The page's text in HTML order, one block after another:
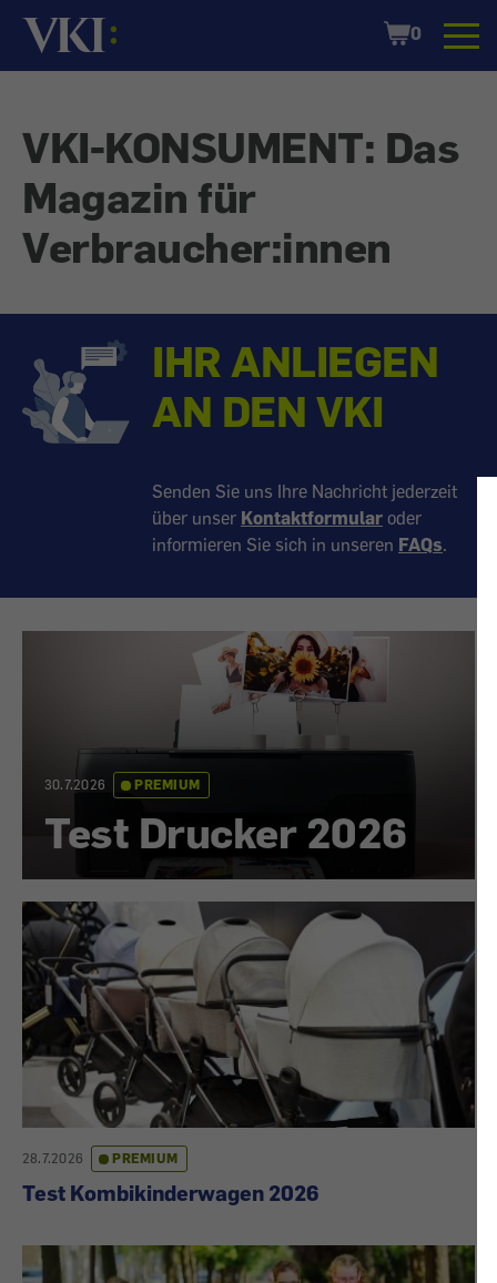
Startseite
Shopping
Cart
0
VKI-KONSUMENT: Das
Magazin für
Verbraucher:innen
IHR ANLIEGEN
AN DEN VKI
Senden Sie uns Ihre Nachricht jederzeit
über unser Kontaktformular oder
informieren Sie sich in unseren FAQs.
30.7.2026 PREMIUM
Test Drucker 2026
28.7.2026 PREMIUM
Test Kombikinderwagen 2026